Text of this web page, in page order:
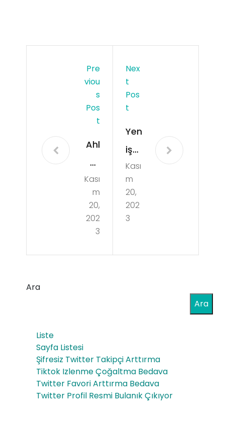
Pre
Viou
S
Pos
T
Ahl
at
Par
t
Tim
e İş
İlan
Kası
m
20,
202
3
Nex
T
Pos
T
Yen
işe
hir
/
Diy
arb
Saç
Göl
gel
Kası
m
20,
202
3
Ara
Ara
Liste
Sayfa Listesi
Şifresiz Twitter Takipçi Arttırma
Tiktok Izlenme Çoğaltma Bedava
Twitter Favori Arttırma Bedava
Twitter Profil Resmi Bulanık Çıkıyor